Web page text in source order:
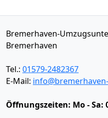
Bremerhaven-
Bremerhaven
Tel.: 01579-2482367
E-Mail:
Öffnungszeiten: Mo - Sa: